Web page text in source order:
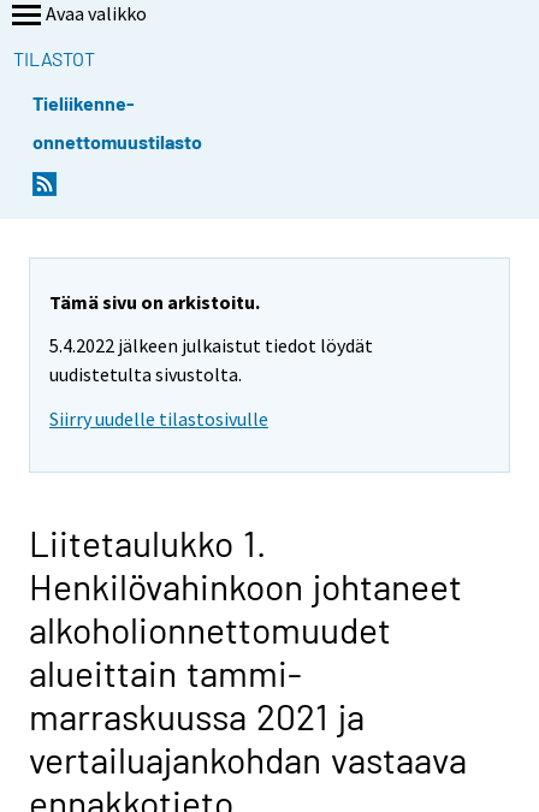
Avaa valikko
TILASTOT
Tieliikenne-
onnettomuustilasto
Tämä sivu on arkistoitu.
5.4.2022 jälkeen julkaistut tiedot löydät
uudistetulta sivustolta.
Siirry uudelle tilastosivulle
Liitetaulukko 1.
Henkilövahinkoon johtaneet
alkoholionnettomuudet
alueittain tammi-
marraskuussa 2021 ja
vertailuajankohdan vastaava
ennakkotieto